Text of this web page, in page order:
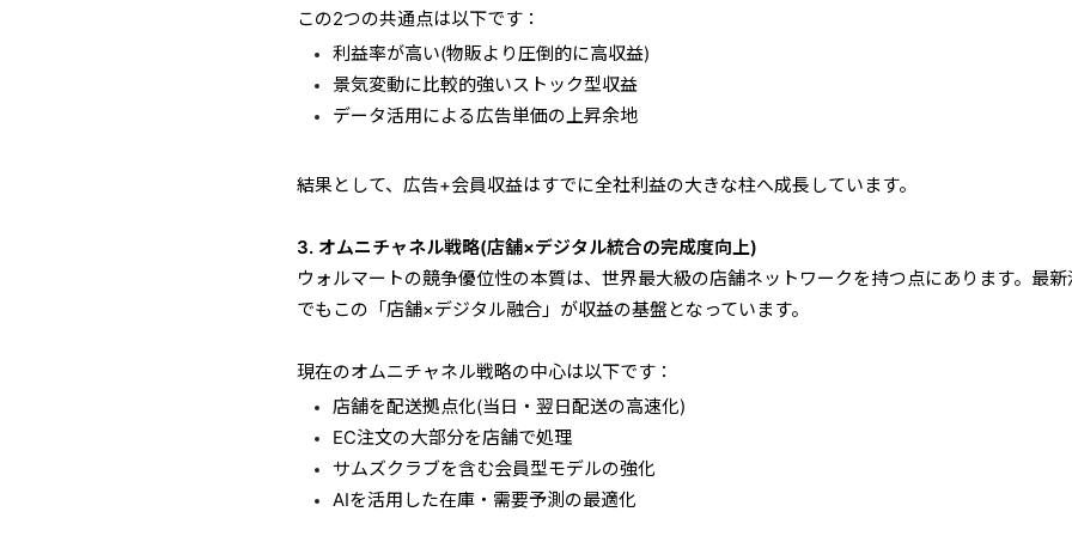
この2つの共通点は以下です：
利益率が高い(物販より圧倒的に高収益)
景気変動に比較的強いストック型収益
データ活用による広告単価の上昇余地
結果として、広告+会員収益はすでに全社利益の大きな柱へ成長しています。
3. オムニチャネル戦略(店舗×デジタル統合の完成度向上)
ウォルマートの競争優位性の本質は、世界最大級の店舗ネットワークを持つ点にあります。最新
でもこの「店舗×デジタル融合」が収益の基盤となっています。
現在のオムニチャネル戦略の中心は以下です：
店舗を配送拠点化(当日・翌日配送の高速化)
EC注文の大部分を店舗で処理
サムズクラブを含む会員型モデルの強化
AIを活用した在庫・需要予測の最適化